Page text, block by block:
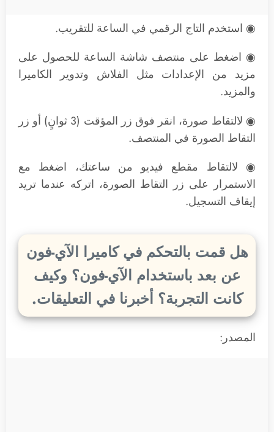
◉ استخدم التاج الرقمي في الساعة للتقريب.
◉ اضغط على منتصف شاشة الساعة للحصول على
مزيد من الإعدادات مثل الفلاش وتدوير الكاميرا
والمزيد.
◉ لالتقاط صورة، انقر فوق زر المؤقت (3 ثوانٍ) أو زر
التقاط الصورة في المنتصف.
◉ لالتقاط مقطع فيديو من ساعتك، اضغط مع
الاستمرار على زر التقاط الصورة، اتركه عندما تريد
إيقاف التسجيل.
هل قمت بالتحكم في كاميرا الآي-فون
عن بعد باستخدام الآي-فون؟ وكيف
كانت التجربة؟ أخبرنا في التعليقات.
المصدر: